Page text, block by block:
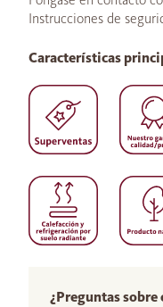
Instrucciones de
¿Preguntas sobre
Características